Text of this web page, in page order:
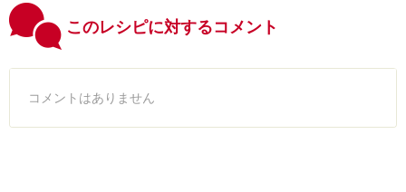
このレシピに対するコメント
コメントはありません